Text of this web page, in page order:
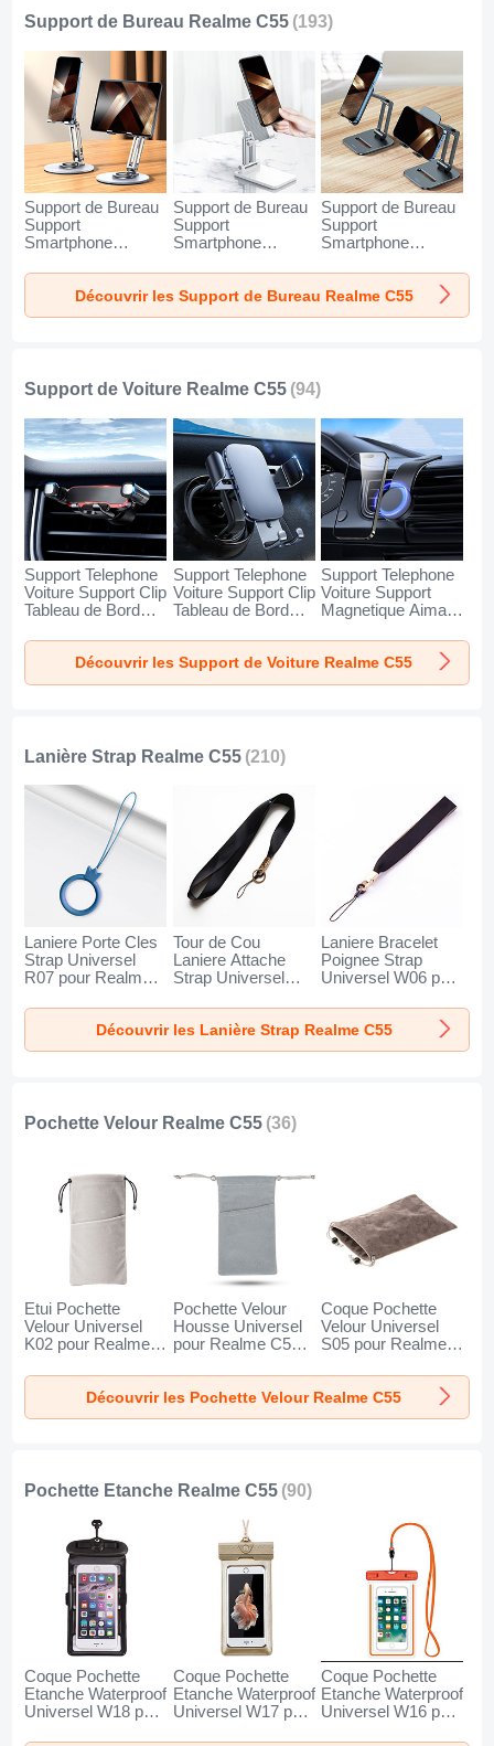
Support de Bureau Realme C55 (193)
Support de Bureau
Support
Smartphone
Realme C55 Argent
Support de Bureau
Support
Smartphone
Realme C55 Blanc
Support de Bureau
Support
Smartphone
Realme C55 Noir
Découvrir les Support de Bureau Realme C55
Support de Voiture Realme C55 (94)
Support Telephone
Voiture Support Clip
Tableau de Bord
Realme C55 Noir
Support Telephone
Voiture Support Clip
Tableau de Bord
Realme C55 Noir
Support Telephone
Voiture Support
Magnetique Aimant
Universel BS1 pour
Realme C55 Noir
Découvrir les Support de Voiture Realme C55
Lanière Strap Realme C55 (210)
Laniere Porte Cles
Strap Universel
R07 pour Realme
Tour de Cou
Laniere Attache
Strap Universel
C55 Noir
Laniere Bracelet
Poignee Strap
Universel W06 pour
Découvrir les Lanière Strap Realme C55
Pochette Velour Realme C55 (36)
Etui Pochette
Velour Universel
K02 pour Realme
Pochette Velour
Housse Universel
pour Realme C55
Coque Pochette
Velour Universel
S05 pour Realme
Découvrir les Pochette Velour Realme C55
Pochette Etanche Realme C55 (90)
Coque Pochette
Etanche Waterproof
Universel W18 pour
Coque Pochette
Etanche Waterproof
Universel W17 pour
Coque Pochette
Etanche Waterproof
Universel W16 pour